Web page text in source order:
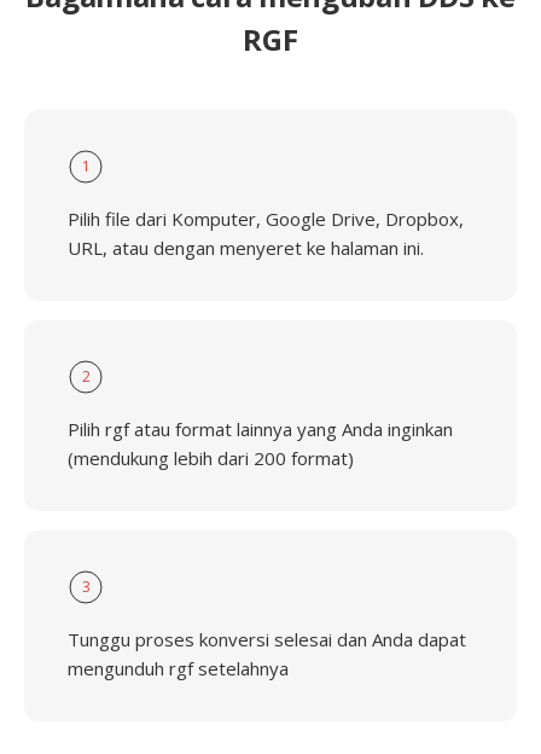
RGF
1
Pilih file dari Komputer, Google Drive, Dropbox,
URL, atau dengan menyeret ke halaman ini.
2
Pilih rgf atau format lainnya yang Anda inginkan
(mendukung lebih dari 200 format)
3
Tunggu proses konversi selesai dan Anda dapat
mengunduh rgf setelahnya